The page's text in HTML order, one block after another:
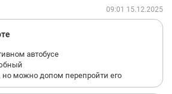
09:01 15.12.2025
автобусе
но можно допом перепройти его